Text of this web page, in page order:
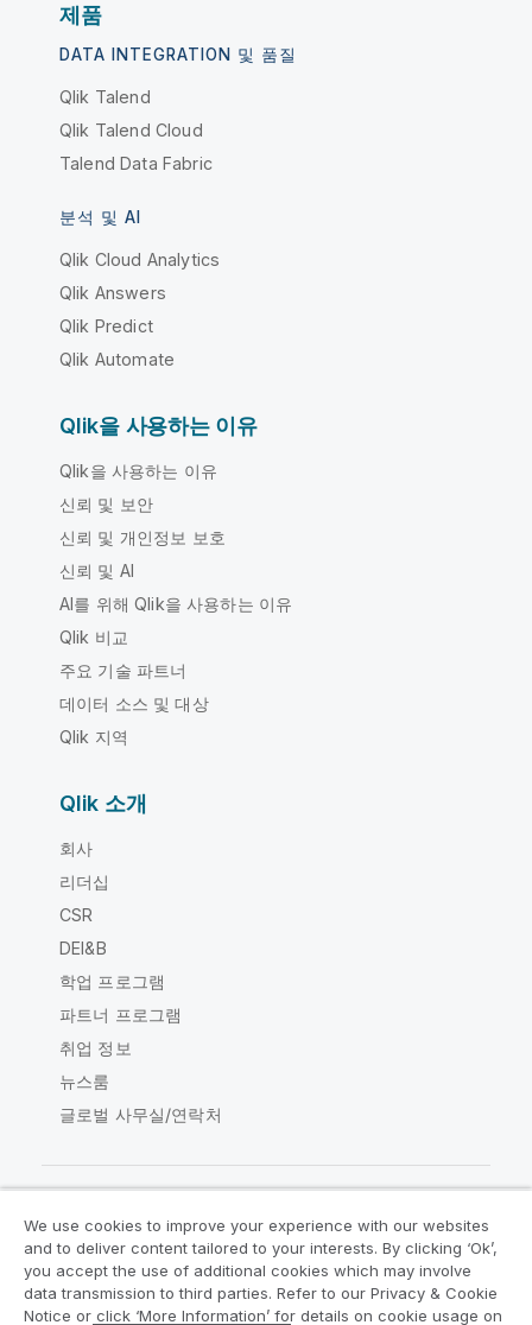
제품
DATA INTEGRATION 및 품질
Qlik Talend
Qlik Talend Cloud
Talend Data Fabric
분석 및 AI
Qlik Cloud Analytics
Qlik Answers
Qlik Predict
Qlik Automate
Qlik을 사용하는 이유
Qlik을 사용하는 이유
신뢰 및 보안
신뢰 및 개인정보 보호
신뢰 및 AI
AI를 위해 Qlik을 사용하는 이유
Qlik 비교
주요 기술 파트너
데이터 소스 및 대상
Qlik 지역
Qlik 소개
회사
리더십
CSR
DEI&B
학업 프로그램
파트너 프로그램
취업 정보
뉴스룸
글로벌 사무실/연락처
Qlik Community
법적 계약 제품 약관
Legal Policies
We use cookies to improve your experience with our websites
and to deliver content tailored to your interests. By clicking ‘Ok’,
you accept the use of additional cookies which may involve
data transmission to third parties. Refer to our Privacy & Cookie
Notice or click ‘More Information’ for details on cookie usage on